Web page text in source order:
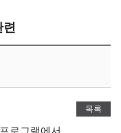
목록